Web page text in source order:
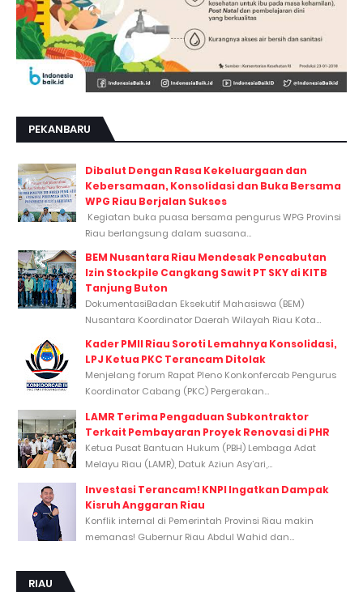
PEKANBARU
Dibalut Dengan Rasa Kekeluargaan dan
Kebersamaan, Konsolidasi dan Buka Bersama
WPG Riau Berjalan Sukses
Kegiatan buka puasa bersama pengurus WPG Provinsi
Riau berlangsung dalam suasana...
BEM Nusantara Riau Mendesak Pencabutan
Izin Stockpile Cangkang Sawit PT SKY di KITB
Tanjung Buton
DokumentasiBadan Eksekutif Mahasiswa (BEM)
Nusantara Koordinator Daerah Wilayah Riau Kota...
Kader PMII Riau Soroti Lemahnya Konsolidasi,
LPJ Ketua PKC Terancam Ditolak
Menjelang forum Rapat Pleno Konkonfercab Pengurus
Koordinator Cabang (PKC) Pergerakan...
LAMR Terima Pengaduan Subkontraktor
Terkait Pembayaran Proyek Renovasi di PHR
Ketua Pusat Bantuan Hukum (PBH) Lembaga Adat
Melayu Riau (LAMR), Datuk Aziun Asy’ari,...
Investasi Terancam! KNPI Ingatkan Dampak
Kisruh Anggaran Riau
Konflik internal di Pemerintah Provinsi Riau makin
memanas! Gubernur Riau Abdul Wahid dan...
RIAU